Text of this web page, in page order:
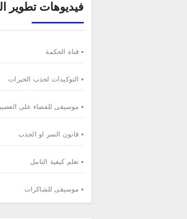
فيديوهات تطوير
• قناة الحكمة
• التوكيدات لجذب الخيرات
• موسيقى للقضاء على
• قانون السر او الجذب
• تعلم كيفية التامل
• موسيقى للشاكرات